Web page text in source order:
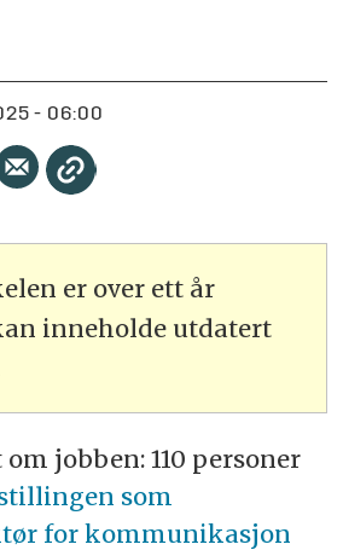
- 06:00
er over ett år
inneholde utdatert
jobben: 110 personer
som
for kommunikasjon